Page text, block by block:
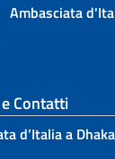
Ambasciata
Contatti
d’Italia a Dhaka